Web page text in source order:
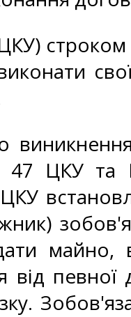
47 ЦКУ та
ЦКУ
майно,
певної